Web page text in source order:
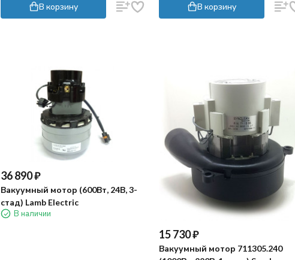
В корзину В корзину
36 890₽
Вакуумный мотор (600Вт, 24В, 3-
стад) Lamb Electric
В наличии
15 730₽
Вакуумный мотор 711305.240